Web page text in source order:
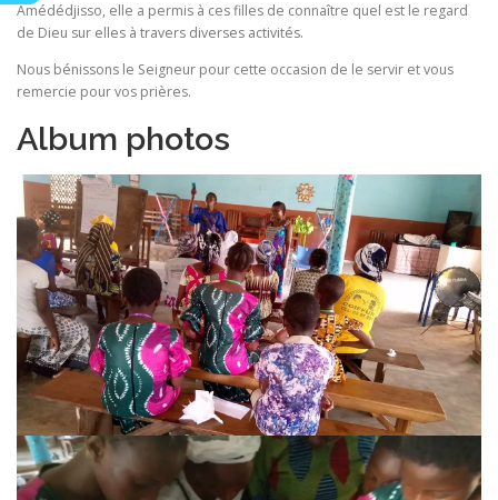
Amédédjisso, elle a permis à ces filles de connaître quel est le regard
de Dieu sur elles à travers diverses activités.
Nous bénissons le Seigneur pour cette occasion de le servir et vous
remercie pour vos prières.
Album photos